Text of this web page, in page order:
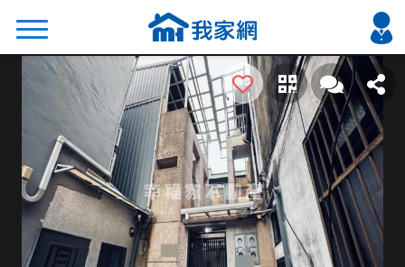
搜尋
熱門關鍵字
2026 台北降價好屋限量釋出
2026 新北降價好屋限量釋出
2026 台中降價好屋限量釋出
2026 台南降價好屋限量釋出